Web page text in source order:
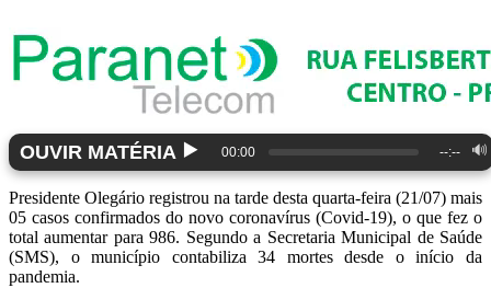
OUVIR MATÉRIA ▶️ 00:00 --:-- 🔊
Presidente Olegário registrou na tarde desta quarta-feira (21/07) mais
05 casos confirmados do novo coronavírus (Covid-19), o que fez o
total aumentar para 986. Segundo a Secretaria Municipal de Saúde
(SMS), o município contabiliza 34 mortes desde o início da
pandemia.